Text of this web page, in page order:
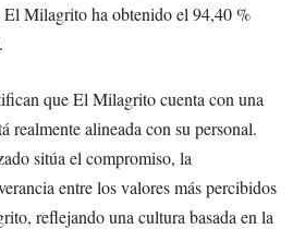
Milagrito ha obtenido el 94,40 %
que El Milagrito cuenta con una
realmente alineada con su personal.
sitúa el compromiso, la
entre los valores más percibidos
reflejando una cultura basada en la